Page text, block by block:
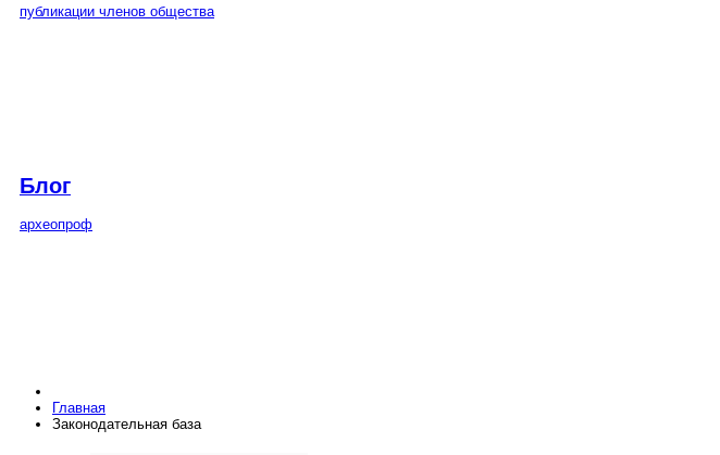
публикации членов общества
Блог
археопроф
Главная
Законодательная база